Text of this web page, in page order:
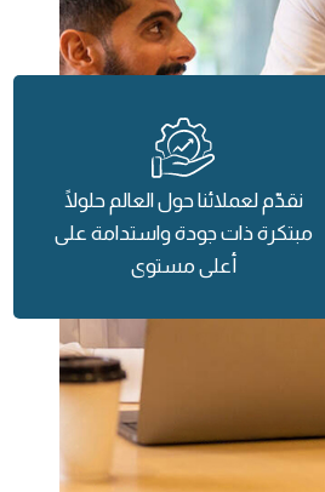
نقدّم لعملائنا حول العالم حلولًا
مبتكرة ذات جودة واستدامة على
أعلى مستوى